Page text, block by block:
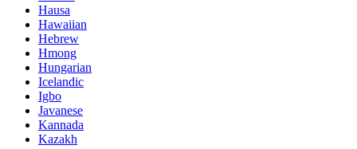
Hausa
Hawaiian
Hebrew
Hmong
Hungarian
Icelandic
Igbo
Javanese
Kannada
Kazakh